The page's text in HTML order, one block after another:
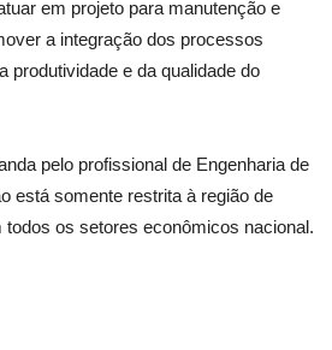
em projeto para manutenção e
a integração dos processos
produtividade e da qualidade do
pelo profissional de Engenharia de
está somente restrita à região de
os setores econômicos nacional.